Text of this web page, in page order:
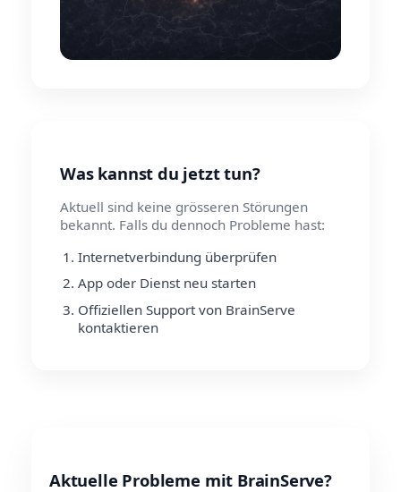
Was kannst du jetzt tun?
Aktuell sind keine grösseren Störungen
bekannt. Falls du dennoch Probleme hast:
Internetverbindung überprüfen
App oder Dienst neu starten
Offiziellen Support von BrainServe
kontaktieren
Aktuelle Probleme mit BrainServe?